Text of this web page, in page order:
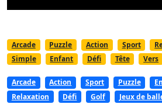
Arcade Puzzle Action Sport
Simple
Enfant Défi Tête Vers
Arcade Action Sport Puzzle
Relaxation
Défi Golf Jeux de